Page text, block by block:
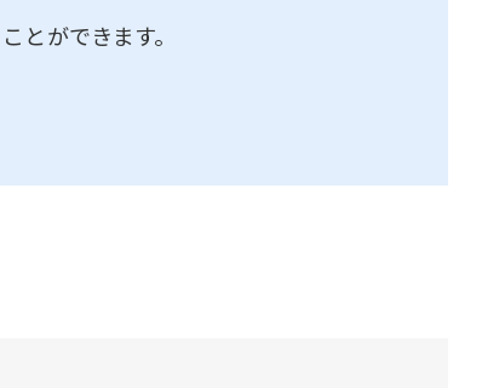
ことができます。